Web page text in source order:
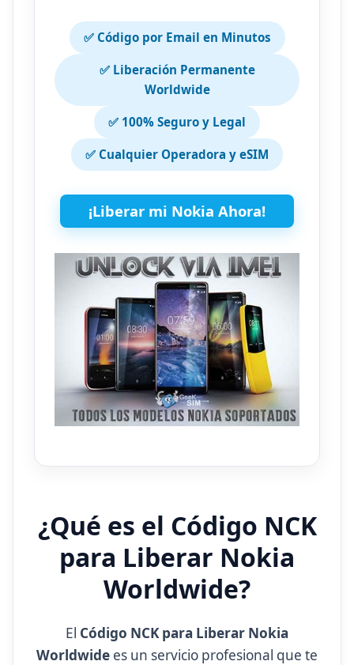
✅ Código por Email en Minutos
✅ Liberación Permanente
Worldwide
✅ 100% Seguro y Legal
✅ Cualquier Operadora y eSIM
¡Liberar mi Nokia Ahora!
¿Qué es el Código NCK
para Liberar Nokia
Worldwide?
El Código NCK para Liberar Nokia
Worldwide es un servicio profesional que te